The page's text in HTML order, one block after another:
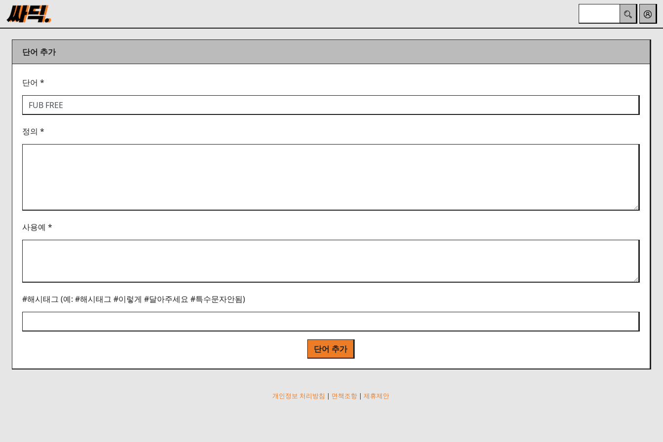
단어 추가
단어 *
정의 *
사용예 *
#해시태그 (예: #해시태그 #이렇게 #달아주세요 #특수문자안됨)
단어 추가
개인정보 처리방침 | 면책조항 | 제휴제안